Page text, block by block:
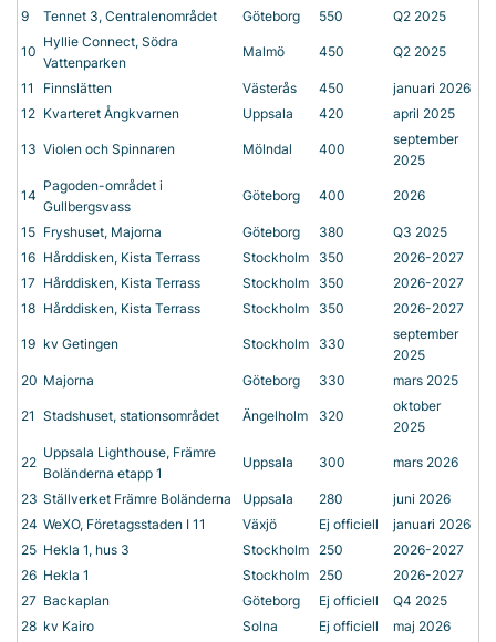
9 Tennet 3, Centralenområdet Göteborg 550 Q2 2025
10
Hyllie Connect, Södra
Vattenparken
Malmö 450 Q2 2025
11 Finnslätten Västerås 450
januari 2026
12 Kvarteret Ångkvarnen Uppsala 420 april 2025
13 Violen och Spinnaren Mölndal 400
september
2025
14
Pagoden-området i
Gullbergsvass
Göteborg 400 2026
15 Fryshuset, Majorna Göteborg 380
Q3 2025
16 Hårddisken, Kista Terrass Stockholm 350
2026-2027
17 Hårddisken, Kista Terrass Stockholm 350
2026-2027
18 Hårddisken, Kista Terrass Stockholm 350 2026-2027
19 kv Getingen Stockholm 330
september
2025
20 Majorna Göteborg 330 mars 2025
21 Stadshuset, stationsområdet Ängelholm 320
oktober
2025
22
Uppsala Lighthouse, Främre
Boländerna etapp 1
Uppsala 300 mars 2026
23 Ställverket Främre Boländerna Uppsala 280
juni 2026
24 WeXO, Företagsstaden I 11 Växjö Ej officiell
januari 2026
25 Hekla 1, hus 3 Stockholm 250
2026-2027
26 Hekla 1 Stockholm 250
2026-2027
27 Backaplan Göteborg Ej officiell
Q4 2025
28 kv Kairo Solna Ej officiell
maj 2026